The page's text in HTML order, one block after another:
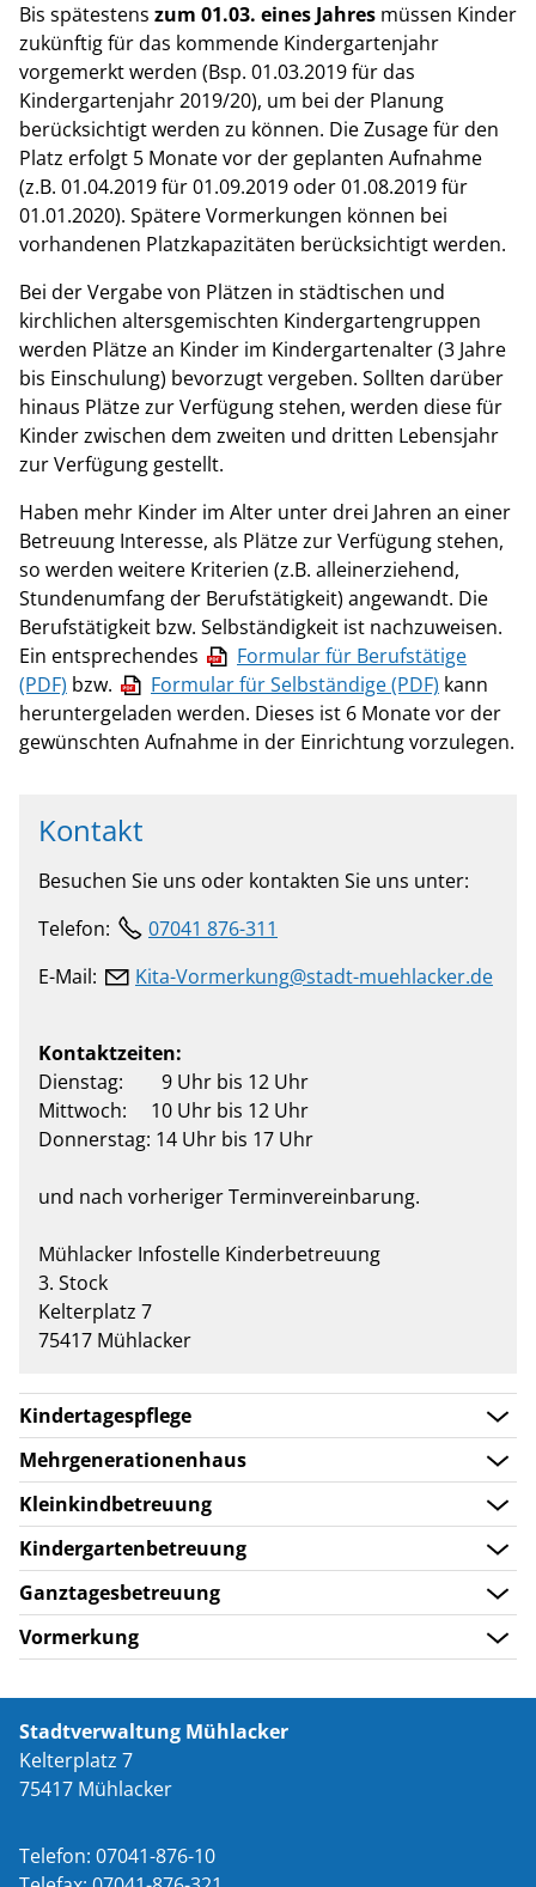
Bis spätestens zum 01.03. eines Jahres müssen Kinder
zukünftig für das kommende Kindergartenjahr
vorgemerkt werden (Bsp. 01.03.2019 für das
Kindergartenjahr 2019/20), um bei der Planung
berücksichtigt werden zu können. Die Zusage für den
Platz erfolgt 5 Monate vor der geplanten Aufnahme
(z.B. 01.04.2019 für 01.09.2019 oder 01.08.2019 für
01.01.2020). Spätere Vormerkungen können bei
vorhandenen Platzkapazitäten berücksichtigt werden.
Bei der Vergabe von Plätzen in städtischen und
kirchlichen altersgemischten Kindergartengruppen
werden Plätze an Kinder im Kindergartenalter (3 Jahre
bis Einschulung) bevorzugt vergeben. Sollten darüber
hinaus Plätze zur Verfügung stehen, werden diese für
Kinder zwischen dem zweiten und dritten Lebensjahr
zur Verfügung gestellt.
Haben mehr Kinder im Alter unter drei Jahren an einer
Betreuung Interesse, als Plätze zur Verfügung stehen,
so werden weitere Kriterien (z.B. alleinerziehend,
Stundenumfang der Berufstätigkeit) angewandt. Die
Berufstätigkeit bzw. Selbständigkeit ist nachzuweisen.
Ein entsprechendes
Formular für Berufstätige
(PDF) bzw. Formular für Selbständige (PDF) kann
heruntergeladen werden. Dieses ist 6 Monate vor der
gewünschten Aufnahme in der Einrichtung vorzulegen.
Kontakt
Besuchen Sie uns oder kontakten Sie uns unter:
Telefon:
07041 876-311
E-Mail:
Kt -V rm rk ng st dt-m hl ck r d
Kontaktzeiten:
Dienstag: 9 Uhr bis 12 Uhr
Mittwoch: 10 Uhr bis 12 Uhr
Donnerstag: 14 Uhr bis 17 Uhr
und nach vorheriger Terminvereinbarung.
Mühlacker Infostelle Kinderbetreuung
3. Stock
Kelterplatz 7
75417 Mühlacker
Kindertagespflege
Mehrgenerationenhaus
Kleinkindbetreuung
Kindergartenbetreuung
Ganztagesbetreuung
Vormerkung
Stadtverwaltung Mühlacker
Kelterplatz 7
75417 Mühlacker
Telefon: 07041-876-10